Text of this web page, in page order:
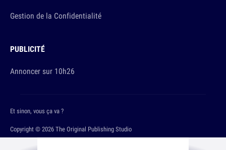
Gestion de la Confidentialité
PUBLICITÉ
Annoncer sur 10h26
Copyright © 2026 The Original Publishing Studio
Et sinon, vous ça va ?